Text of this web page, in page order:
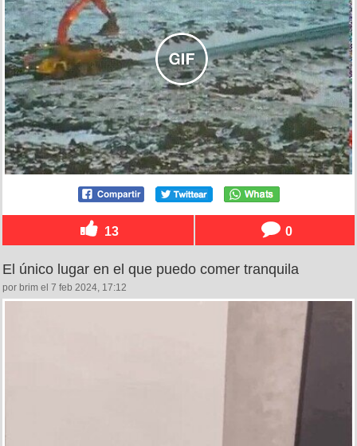
13 0
El único lugar en el que puedo comer tranquila
por brim el 7 feb 2024, 17:12